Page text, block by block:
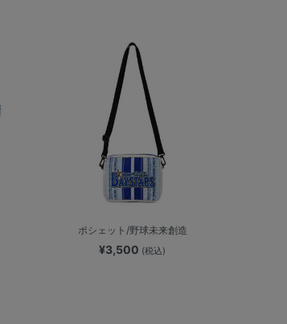
ポシェット/野球未来創造
¥3,500 (税込)